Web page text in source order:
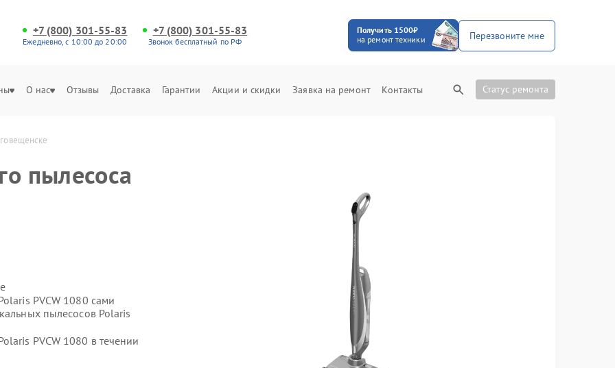
+7 (800) 301-55-83
Ежедневно, с 10:00 до 20:00
+7 (800) 301-55-83
Звонок бесплатный по РФ
Получить 1500₽
на ремонт техники
Перезвоните мне
О нас Отзывы Доставка Гарантии Акции и скидки Заявка на ремонт Контакты Статус ремонта
пылесоса
PVCW 1080 сами
пылесосов Polaris
PVCW 1080 в течении